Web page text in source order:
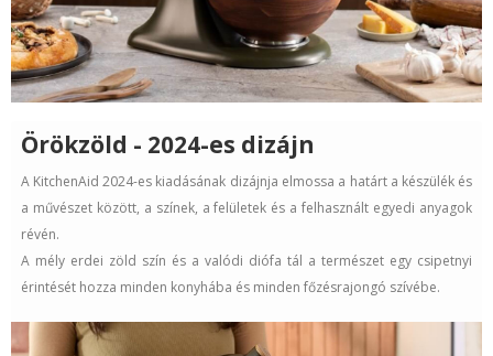
Örökzöld - 2024-es dizájn
A KitchenAid 2024-es kiadásának dizájnja elmossa a határt a készülék és
a művészet között, a színek, a felületek és a felhasznált egyedi anyagok
révén.
A mély erdei zöld szín és a valódi diófa tál a természet egy csipetnyi
érintését hozza minden konyhába és minden főzésrajongó szívébe.